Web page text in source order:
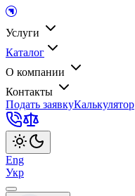
Услуги
Каталог
О компании
Контакты
Подать заявкуКалькулятор
Eng
Укр